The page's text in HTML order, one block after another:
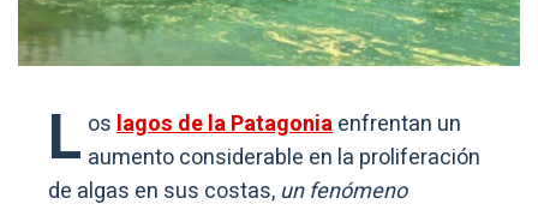
L oslagos de la Patagoniaenfrentan un
aumento considerable en la proliferación
de algas en sus costas, un fenómeno